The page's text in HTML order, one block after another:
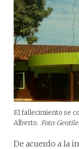
El fallecimiento se
Alberto. Foto:
De acuerdo a la